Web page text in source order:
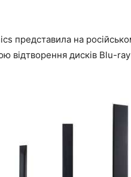
представила на
відтворення дисків Blu-